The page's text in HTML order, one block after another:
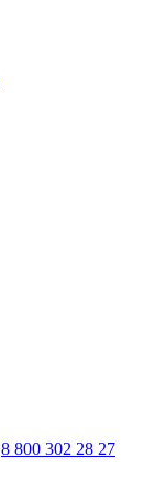
8 800 302 28 27